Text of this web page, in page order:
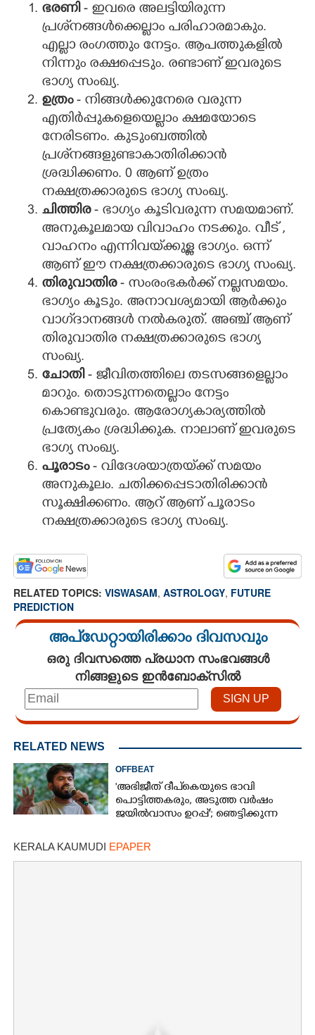
ഭരണി- ഇവരെ അലട്ടിയിരുന്ന
പ്രശ്‌നങ്ങൾക്കെല്ലാം പരിഹാരമാകും.
എല്ലാ രംഗത്തും നേട്ടം. ആപത്തുകളിൽ
നിന്നും രക്ഷപ്പെടും. രണ്ടാണ് ഇവരുടെ
ഭാഗ്യ സംഖ്യ.
ഉത്രം- നിങ്ങൾക്കുനേരെ വരുന്ന
എതിർപ്പുകളെയെല്ലാം ക്ഷമയോടെ
നേരിടണം. കുടുംബത്തിൽ
പ്രശ്‌നങ്ങളുണ്ടാകാതിരിക്കാൻ
ശ്രദ്ധിക്കണം. 0 ആണ് ഉത്രം
നക്ഷത്രക്കാരുടെ ഭാഗ്യ സംഖ്യ.
ചിത്തിര- ഭാഗ്യം കൂടിവരുന്ന സമയമാണ്.
അനുകൂലമായ വിവാഹം നടക്കും. വീട് ,
വാഹനം എന്നിവയ്‌ക്കുള്ള ഭാഗ്യം. ഒന്ന്
ആണ് ഈ നക്ഷത്രക്കാരുടെ ഭാഗ്യ സംഖ്യ.
തിരുവാതിര- സംരംഭകർക്ക് നല്ലസമയം.
ഭാഗ്യം കൂടും. അനാവശ്യമായി ആർക്കും
വാഗ്‌ദാനങ്ങൾ നൽകരുത്. അഞ്ച് ആണ്
തിരുവാതിര നക്ഷത്രക്കാരുടെ ഭാഗ്യ
സംഖ്യ.
ചോതി- ജീവിതത്തിലെ തടസങ്ങളെല്ലാം
മാറും. തൊടുന്നതെല്ലാം നേട്ടം
കൊണ്ടുവരും. ആരോഗ്യകാര്യത്തിൽ
പ്രത്യേകം ശ്രദ്ധിക്കുക. നാലാണ് ഇവരുടെ
ഭാഗ്യ സംഖ്യ.
പൂരാടം- വിദേശയാത്രയ്‌ക്ക് സമയം
അനുകൂലം. ചതിക്കപ്പെടാതിരിക്കാൻ
സൂക്ഷിക്കണം. ആറ് ആണ് പൂരാടം
നക്ഷത്രക്കാരുടെ ഭാഗ്യ സംഖ്യ.
RELATED TOPICS: VISWASAM, ASTROLOGY, FUTURE
PREDICTION
അപ്ഡേറ്റായിരിക്കാം ദിവസവും
ഒരു ദിവസത്തെ പ്രധാന സംഭവങ്ങൾ
നിങ്ങളുടെ ഇൻബോക്സിൽ
RELATED NEWS
OFFBEAT
'അഭിജീത് ദീപ്‌കെയുടെ ഭാവി
പൊട്ടിത്തകരും, അടുത്ത വർഷം
ജയിൽവാസം ഉറപ്പ്'; ഞെട്ടിക്കുന്ന
KERALA KAUMUDI EPAPER